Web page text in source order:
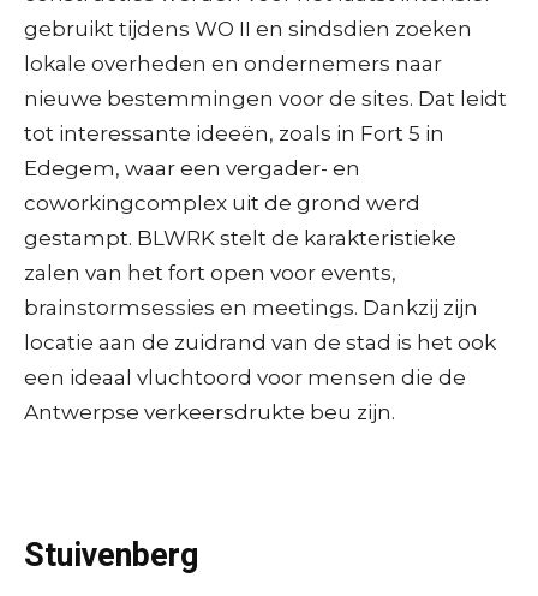
gebruikt tijdens WO II en sindsdien zoeken
lokale overheden en ondernemers naar
nieuwe bestemmingen voor de sites. Dat leidt
tot interessante ideeën, zoals in Fort 5 in
Edegem, waar een vergader- en
coworkingcomplex uit de grond werd
gestampt. BLWRK stelt de karakteristieke
zalen van het fort open voor events,
brainstormsessies en meetings. Dankzij zijn
locatie aan de zuidrand van de stad is het ook
een ideaal vluchtoord voor mensen die de
Antwerpse verkeersdrukte beu zijn.
Stuivenberg